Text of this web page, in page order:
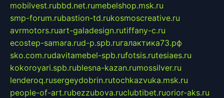
mobilvest.rubbd.net.rumebelshop.msk.ru
smp-forum.rubastion-td.rukosmoscreative.ru
avrmotors.ruart-galadesign.rutiffany-c.ru
ecostep-samara.rud-p.spb.ruгалактика73.рф
sko.com.rudavitamebel-spb.rufotsis.rutesiaes.ru
kokoroyari.spb.rublesna-kazan.rumossilver.ru
lenderoq.rusergeydobrin.rutochkazvuka.msk.ru
people-of-art.rubezzubova.ruclubtibet.ruorior-aks.ru